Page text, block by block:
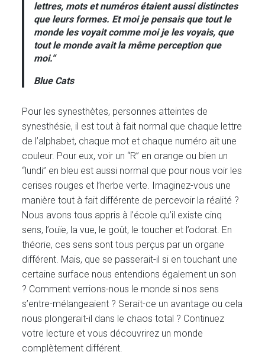
lettres, mots et numéros étaient aussi distinctes
que leurs formes. Et moi je pensais que tout le
monde les voyait comme moi je les voyais, que
tout le monde avait la même perception que
moi.“
Blue Cats
Pour les synesthètes, personnes atteintes de
synesthésie, il est tout à fait normal que chaque lettre
de l’alphabet, chaque mot et chaque numéro ait une
couleur. Pour eux, voir un “R” en orange ou bien un
“lundi” en bleu est aussi normal que pour nous voir les
cerises rouges et l’herbe verte. Imaginez-vous une
manière tout à fait différente de percevoir la réalité ?
Nous avons tous appris à l’école qu’il existe cinq
sens, l’ouïe, la vue, le goût, le toucher et l’odorat. En
théorie, ces sens sont tous perçus par un organe
différent. Mais, que se passerait-il si en touchant une
certaine surface nous entendions également un son
? Comment verrions-nous le monde si nos sens
s’entre-mélangeaient ? Serait-ce un avantage ou cela
nous plongerait-il dans le chaos total ? Continuez
votre lecture et vous découvrirez un monde
complètement différent.